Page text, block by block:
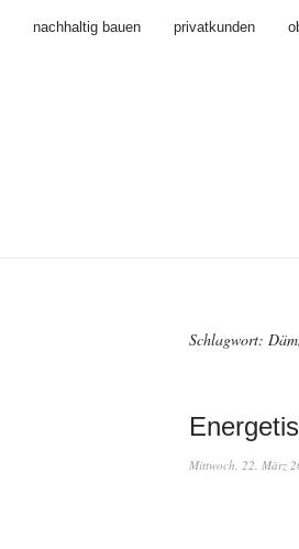
nachhaltig bauen privatkunden
Schlagwort:
Mittwoch, 22. März